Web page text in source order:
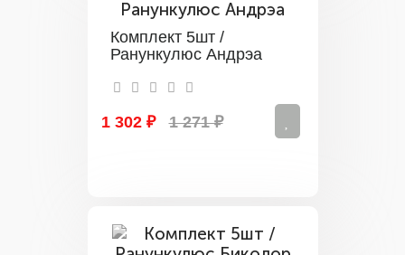
Комплект 5шт /
Ранункулюс Андрэа
1 302 ₽ 1 271 ₽